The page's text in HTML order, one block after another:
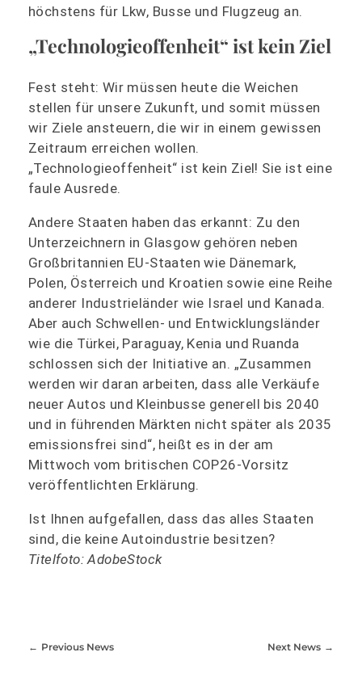
höchstens für Lkw, Busse und Flugzeug an.
„Technologieoffenheit“ ist kein Ziel
Fest steht: Wir müssen heute die Weichen
stellen für unsere Zukunft, und somit müssen
wir Ziele ansteuern, die wir in einem gewissen
Zeitraum erreichen wollen.
„Technologieoffenheit“ ist kein Ziel! Sie ist eine
faule Ausrede.
Andere Staaten haben das erkannt: Zu den
Unterzeichnern in Glasgow gehören neben
Großbritannien EU-Staaten wie Dänemark,
Polen, Österreich und Kroatien sowie eine Reihe
anderer Industrieländer wie Israel und Kanada.
Aber auch Schwellen- und Entwicklungsländer
wie die Türkei, Paraguay, Kenia und Ruanda
schlossen sich der Initiative an. „Zusammen
werden wir daran arbeiten, dass alle Verkäufe
neuer Autos und Kleinbusse generell bis 2040
und in führenden Märkten nicht später als 2035
emissionsfrei sind“, heißt es in der am
Mittwoch vom britischen COP26-Vorsitz
veröffentlichten Erklärung.
Ist Ihnen aufgefallen, dass das alles Staaten
sind, die keine Autoindustrie besitzen?
Titelfoto: AdobeStock
Previous News Next News